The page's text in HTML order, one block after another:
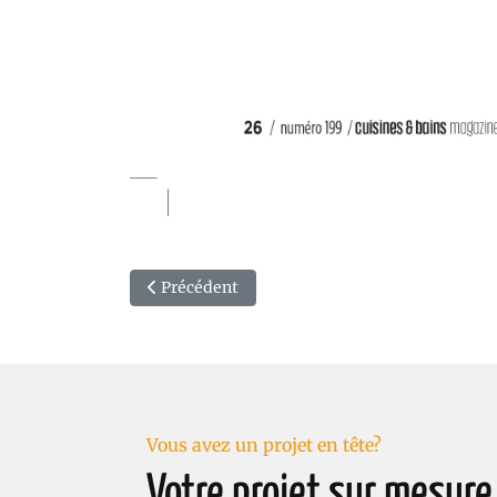
Article précédent : Publication dans Fashion
Précédent
Vous avez un projet en tête?